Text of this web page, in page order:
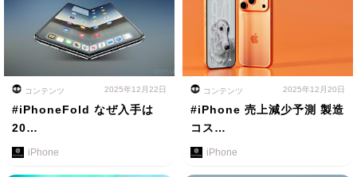
コンテンツ 2025年12月22日
#iPhoneFold なぜ入手は
20…
iPhone
コンテンツ 2025年12月20日
#iPhone 売上減少予測 製造
コス…
iPhone